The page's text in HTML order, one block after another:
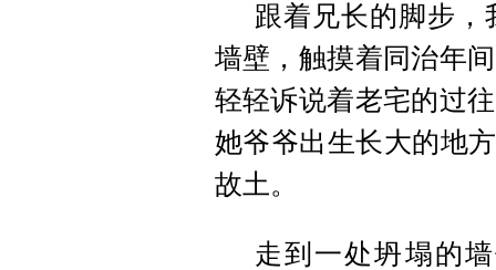
跟着兄长的脚步
墙壁，触摸着同治年
轻轻诉说着老宅的过
她爷爷出生长大的地
故土。
走到一处坍塌的